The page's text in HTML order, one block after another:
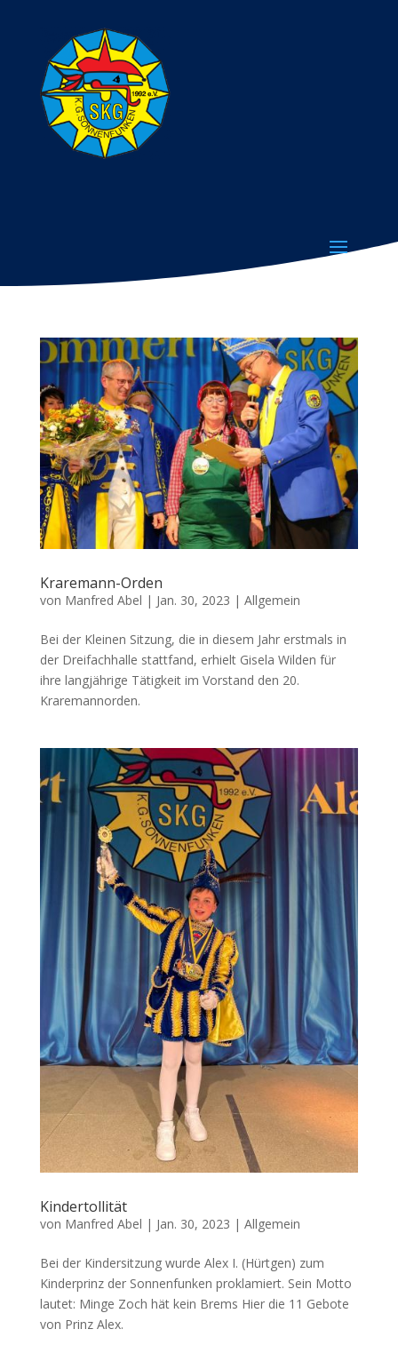
Kraremann-Orden
von Manfred Abel | Jan. 30, 2023 | Allgemein
Bei der Kleinen Sitzung, die in diesem Jahr erstmals in
der Dreifachhalle stattfand, erhielt Gisela Wilden für
ihre langjährige Tätigkeit im Vorstand den 20.
Kraremannorden.
Kindertollität
von Manfred Abel | Jan. 30, 2023 | Allgemein
Bei der Kindersitzung wurde Alex I. (Hürtgen) zum
Kinderprinz der Sonnenfunken proklamiert. Sein Motto
lautet: Minge Zoch hät kein Brems Hier die 11 Gebote
von Prinz Alex.